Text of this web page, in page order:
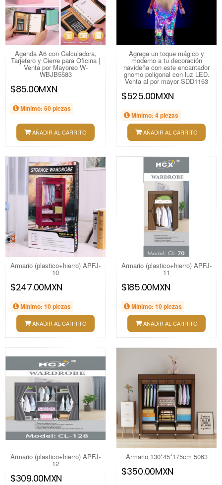
Agenda A6 con Calculadora,
Tarjetero y Cierre para Oficina |
Venta por Mayoreo W-
WBJB5583
$85.00MXN
Mínimo: 60 piezas
AÑADIR AL CARRITO
Agrega un toque mágico y
moderno a tu decoración
navideña con este encantador
gnomo poligonal con luz LED.
Venta al por mayor SDD1163
$525.00MXN
Mínimo: 4 piezas
AÑADIR AL CARRITO
Armario (plastico+hierro) APFJ-
10
$247.00MXN
Mínimo: 10 piezas
AÑADIR AL CARRITO
Armario (plastico+hierro) APFJ-
11
$185.00MXN
Mínimo: 10 piezas
AÑADIR AL CARRITO
Armario (plastico+hierro) APFJ-
12
$309.00MXN
Armario 130*45*175cm 5063
$350.00MXN